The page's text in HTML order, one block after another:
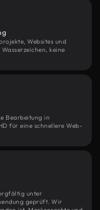
Websites und
keine
Bearbeitung in
für eine schnellere Web-
unter
geprüft. Wir